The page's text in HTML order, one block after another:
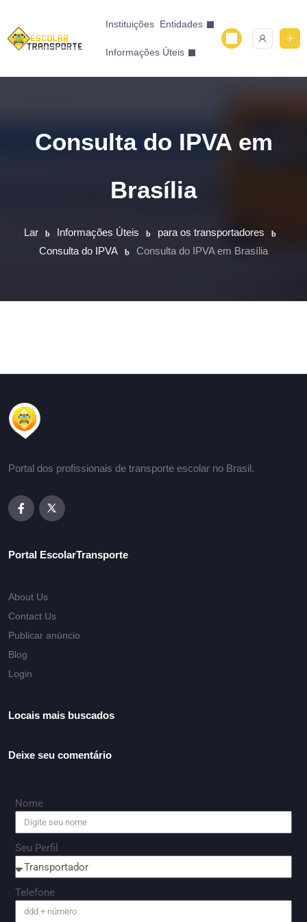
Instituições Entidades
Informações Úteis
Consulta do IPVA em
Brasília
Lar Informações Úteis
para os transportadores
Consulta do IPVA
Consulta do IPVA em Brasília
Portal dos profissionais de transporte escolar no Brasil.
Portal EscolarTransporte
About Us
Contact Us
Publicar anúncio
Blog
Login
Locais mais buscados
Deixe seu comentário
Nome
Seu Perfil
Telefone